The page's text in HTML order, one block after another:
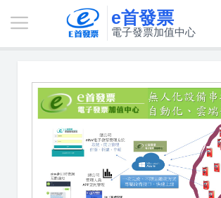
e首發票
電子發票加值中心